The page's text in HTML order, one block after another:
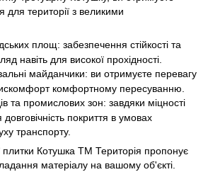
для території з великими
площ: забезпечення стійкості та
навіть для високої прохідності.
майданчики: ви отримуєте перевагу
комфортному пересуванню.
та промислових зон: завдяки міцності
довговічність покриття в умовах
транспорту.
плитки Котушка ТМ Територія пропонує
матеріалу на вашому об'єкті.